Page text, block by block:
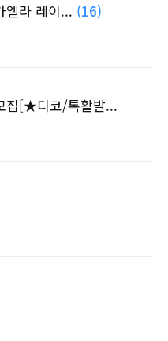
엘라 레이... (16)
집[★디코/톡활발...